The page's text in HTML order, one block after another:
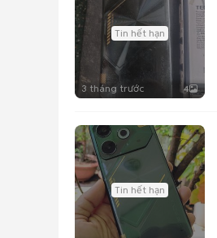
Tin hết hạn
3 tháng trước 4
Tin hết hạn